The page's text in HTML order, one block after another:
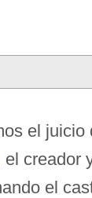
el juicio
el creador
el